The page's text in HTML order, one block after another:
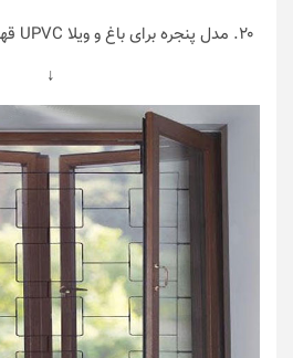
۲۰. مدل پنجره برای باغ و ویلا UPVC قهوه‌ای رنگ دو طرف بازشو
↓